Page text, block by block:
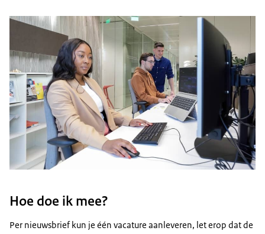
Hoe doe ik mee?
Per nieuwsbrief kun je één vacature aanleveren, let erop dat de